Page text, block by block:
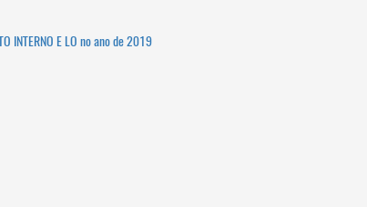
INTERNO E LO no ano de 2019